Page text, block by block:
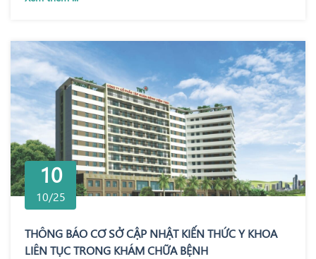
10
10/25
THÔNG BÁO CƠ SỞ CẬP NHẬT KIẾN THỨC Y KHOA
LIÊN TỤC TRONG KHÁM CHỮA BỆNH